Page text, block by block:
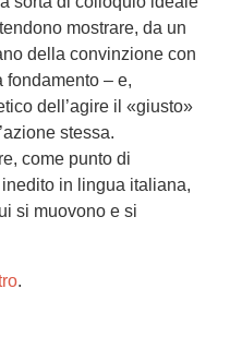
mostrare, da un
della convinzione con
fondamento – e,
dell’agire il «giusto»
stessa.
come punto di
in lingua italiana,
si muovono e si
.